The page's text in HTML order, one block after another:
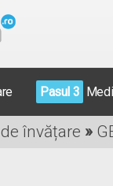
Pasul 3
învățare »